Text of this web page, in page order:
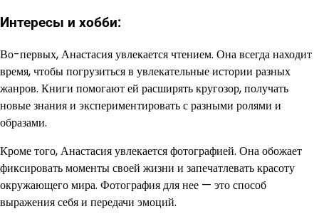
Интересы и хобби:
Во-первых, Анастасия увлекается чтением. Она всегда находит
время, чтобы погрузиться в увлекательные истории разных
жанров. Книги помогают ей расширять кругозор, получать
новые знания и экспериментировать с разными ролями и
образами.
Кроме того, Анастасия увлекается фотографией. Она обожает
фиксировать моменты своей жизни и запечатлевать красоту
окружающего мира. Фотография для нее — это способ
выражения себя и передачи эмоций.